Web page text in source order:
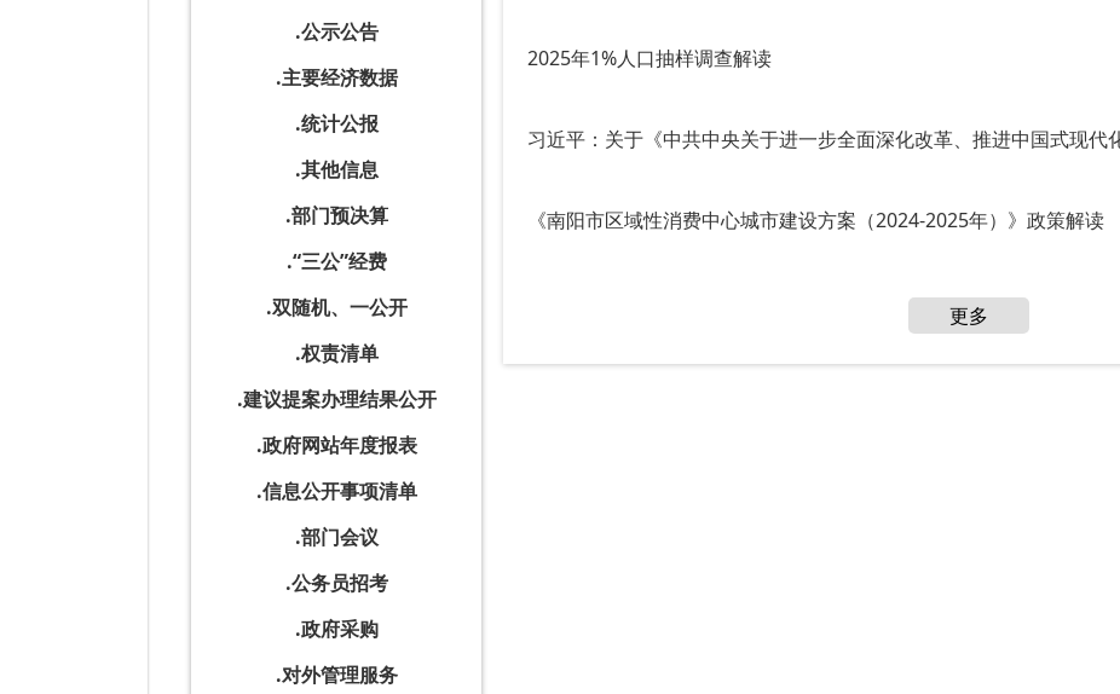
公示公告
主要经济数据
统计公报
其他信息
部门预决算
“三公”经费
双随机、一公开
权责清单
建议提案办理结果公开
政府网站年度报表
信息公开事项清单
部门会议
公务员招考
政府采购
对外管理服务
2025年1%人口抽样调查解读
《南阳市区域性消费中心城市建设方案（2024-2025年）》政策解读
更多